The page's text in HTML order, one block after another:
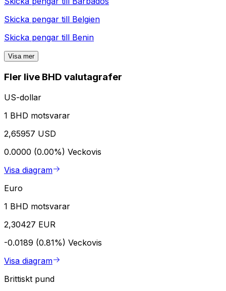
Skicka pengar till Belgien
Skicka pengar till Benin
Visa mer
Fler live BHD valutagrafer
US-dollar
1 BHD motsvarar
2,65957 USD
0.0000 (0.00%) Veckovis
Visa diagram
Euro
1 BHD motsvarar
2,30427 EUR
-0.0189 (0.81%) Veckovis
Visa diagram
Brittiskt pund